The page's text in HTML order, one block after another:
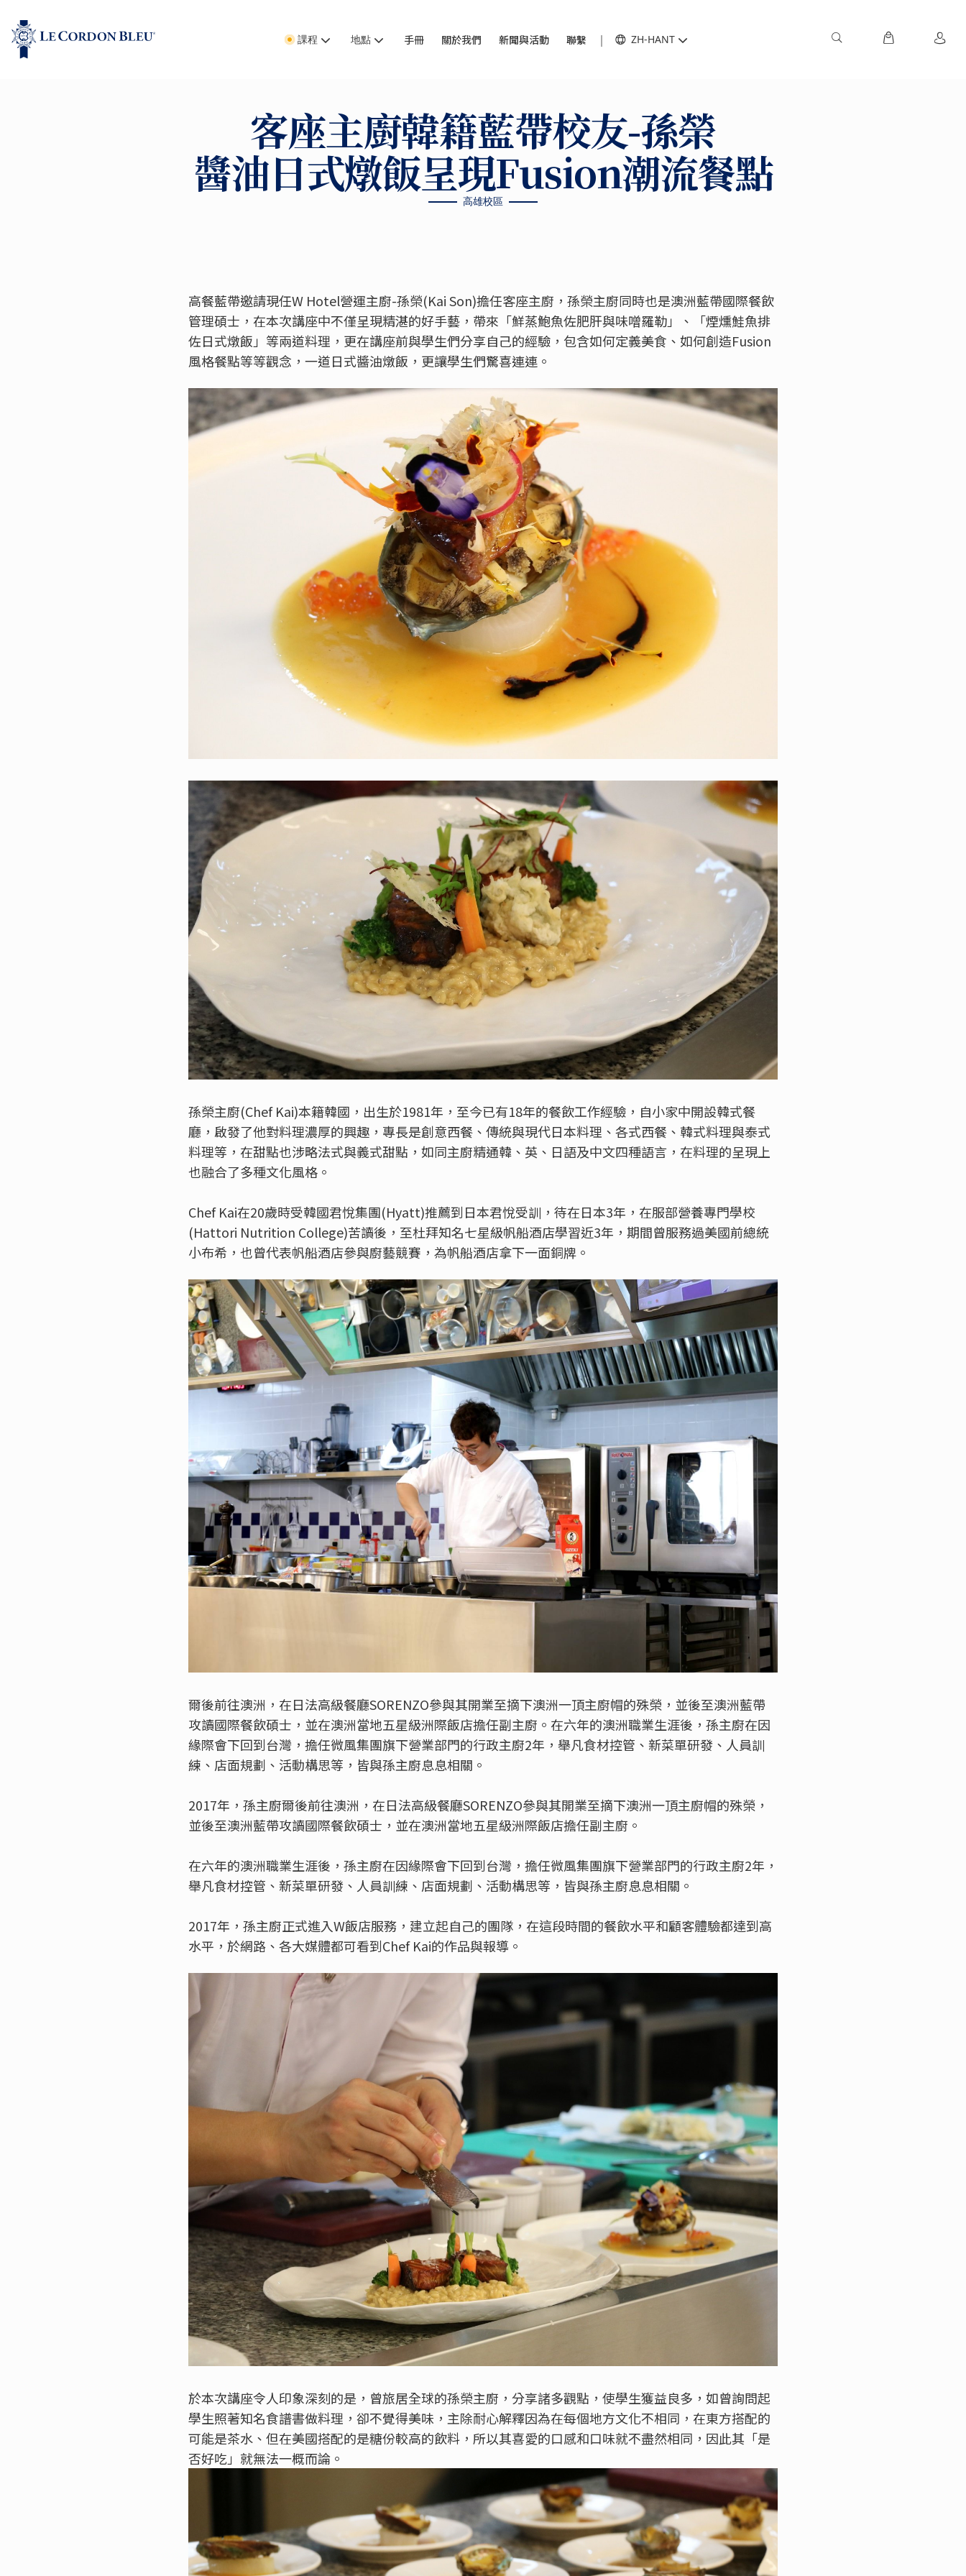
課程 地點 手冊 關於我們 新聞與活動 聯繫 ZH-HANT
客座主廚韓籍藍帶校友-孫榮
醬油日式燉飯呈現Fusion潮流餐點
高雄校區
高餐藍帶邀請現任W Hotel營運主廚-孫榮(Kai Son)擔任客座主廚，孫榮主廚同時也是澳洲藍帶國際餐飲
管理碩士，在本次講座中不僅呈現精湛的好手藝，帶來「鮮蒸鮑魚佐肥肝與味噌羅勒」、「煙燻鮭魚排
佐日式燉飯」等兩道料理，更在講座前與學生們分享自己的經驗，包含如何定義美食、如何創造Fusion
風格餐點等等觀念，一道日式醬油燉飯，更讓學生們驚喜連連。
孫榮主廚(Chef Kai)本籍韓國，出生於1981年，至今已有18年的餐飲工作經驗，自小家中開設韓式餐
廳，啟發了他對料理濃厚的興趣，專長是創意西餐、傳統與現代日本料理、各式西餐、韓式料理與泰式
料理等，在甜點也涉略法式與義式甜點，如同主廚精通韓、英、日語及中文四種語言，在料理的呈現上
也融合了多種文化風格。
Chef Kai在20歲時受韓國君悅集團(Hyatt)推薦到日本君悅受訓，待在日本3年，在服部營養專門學校
(Hattori Nutrition College)苦讀後，至杜拜知名七星級帆船酒店學習近3年，期間曾服務過美國前總統
小布希，也曾代表帆船酒店參與廚藝競賽，為帆船酒店拿下一面銅牌。
爾後前往澳洲，在日法高級餐廳SORENZO參與其開業至摘下澳洲一頂主廚帽的殊榮，並後至澳洲藍帶
攻讀國際餐飲碩士，並在澳洲當地五星級洲際飯店擔任副主廚。在六年的澳洲職業生涯後，孫主廚在因
緣際會下回到台灣，擔任微風集團旗下營業部門的行政主廚2年，舉凡食材控管、新菜單研發、人員訓
練、店面規劃、活動構思等，皆與孫主廚息息相關。
2017年，孫主廚爾後前往澳洲，在日法高級餐廳SORENZO參與其開業至摘下澳洲一頂主廚帽的殊榮，
並後至澳洲藍帶攻讀國際餐飲碩士，並在澳洲當地五星級洲際飯店擔任副主廚。
在六年的澳洲職業生涯後，孫主廚在因緣際會下回到台灣，擔任微風集團旗下營業部門的行政主廚2年，
舉凡食材控管、新菜單研發、人員訓練、店面規劃、活動構思等，皆與孫主廚息息相關。
2017年，孫主廚正式進入W飯店服務，建立起自己的團隊，在這段時間的餐飲水平和顧客體驗都達到高
水平，於網路、各大媒體都可看到Chef Kai的作品與報導。
於本次講座令人印象深刻的是，曾旅居全球的孫榮主廚，分享諸多觀點，使學生獲益良多，如曾詢問起
學生照著知名食譜書做料理，卻不覺得美味，主除耐心解釋因為在每個地方文化不相同，在東方搭配的
可能是茶水、但在美國搭配的是糖份較高的飲料，所以其喜愛的口感和口味就不盡然相同，因此其「是
否好吃」就無法一概而論。